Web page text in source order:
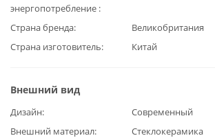
энергопотребление
Страна бренда
Великобритания
Страна изготовитель
Китай
Внешний вид
Дизайн
Современный
Внешний материал
Стеклокерамика